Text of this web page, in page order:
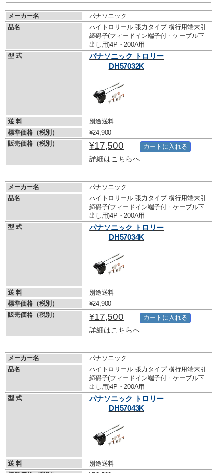
メーカー名
パナソニック
品名
ハイトロリール 張力タイプ 横行用端末引
締碍子(フィードイン端子付・ケーブル下
出し用)4P・200A用
型 式
パナソニック トロリー
DH57032K
送 料
別途送料
標準価格（税別）
¥24,900
販売価格（税別）
¥17,500
詳細はこちらへ
カートに入れる
メーカー名
パナソニック
品名
ハイトロリール 張力タイプ 横行用端末引
締碍子(フィードイン端子付・ケーブル下
出し用)4P・200A用
型 式
パナソニック トロリー
DH57034K
送 料
別途送料
標準価格（税別）
¥24,900
販売価格（税別）
¥17,500
詳細はこちらへ
カートに入れる
メーカー名
パナソニック
品名
ハイトロリール 張力タイプ 横行用端末引
締碍子(フィードイン端子付・ケーブル下
出し用)4P・200A用
型 式
パナソニック トロリー
DH57043K
送 料
別途送料